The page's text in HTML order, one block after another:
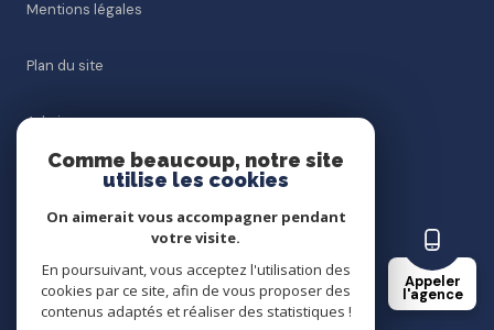
Appeler
l'agence
Mentions légales
Plan du site
Admin
Nos honoraires
Cookies
Comme beaucoup, notre site
utilise les cookies
On aimerait vous accompagner pendant
votre visite.
En poursuivant, vous acceptez l'utilisation des
cookies par ce site, afin de vous proposer des
contenus adaptés et réaliser des statistiques !